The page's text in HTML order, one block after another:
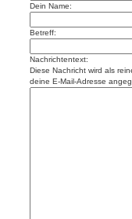
Dein Name:
Betreff:
Nachrichtentext:
Diese Nachricht wird als
deine E-Mail-Adresse